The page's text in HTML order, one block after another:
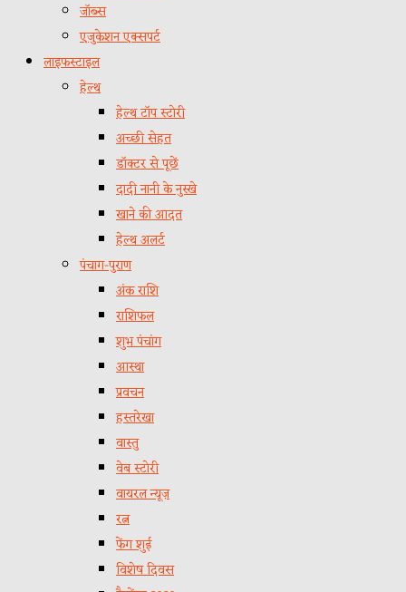
जॉब्स
एजुकेशन एक्सपर्ट
लाइफस्टाइल
हेल्थ
हेल्थ टॉप स्टोरी
अच्छी सेहत
डॉक्टर से पूछें
दादी नानी के नुस्खे
खाने की आदत
हेल्थ अलर्ट
पंचाग-पुराण
अंक राशि
राशिफल
शुभ पंचांग
आस्था
प्रवचन
हस्तरेखा
वास्तु
वेब स्टोरी
वायरल न्यूज़
रत्न
फेंग शुई
विशेष दिवस